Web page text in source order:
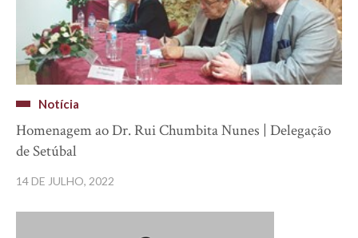
Notícia
Homenagem ao Dr. Rui Chumbita Nunes | Delegação
de Setúbal
14 DE JULHO, 2022